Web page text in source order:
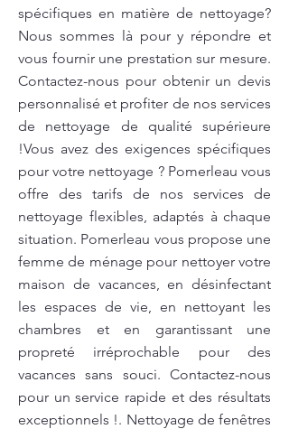
spécifiques en matière de nettoyage?
Nous sommes là pour y répondre et
vous fournir une prestation sur mesure.
Contactez-nous pour obtenir un devis
personnalisé et profiter de nos services
de nettoyage de qualité supérieure
!Vous avez des exigences spécifiques
pour votre nettoyage ? Pomerleau vous
offre des tarifs de nos services de
nettoyage flexibles, adaptés à chaque
situation. Pomerleau vous propose une
femme de ménage pour nettoyer votre
maison de vacances, en désinfectant
les espaces de vie, en nettoyant les
chambres et en garantissant une
propreté irréprochable pour des
vacances sans souci. Contactez-nous
pour un service rapide et des résultats
exceptionnels !. Nettoyage de fenêtres